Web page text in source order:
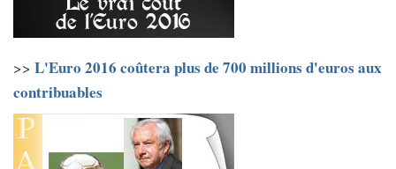
>> L'Euro 2016 coûtera plus de 700 millions d'euros aux
contribuables